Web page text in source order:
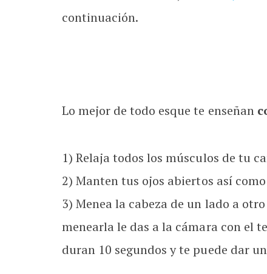
continuación.
Lo mejor de todo esque te enseñan
1) Relaja todos los músculos de tu
2) Manten tus ojos abiertos así
3) Menea la cabeza de un lado a
menearla le das a la cámara con el
duran 10 segundos y te puede dar